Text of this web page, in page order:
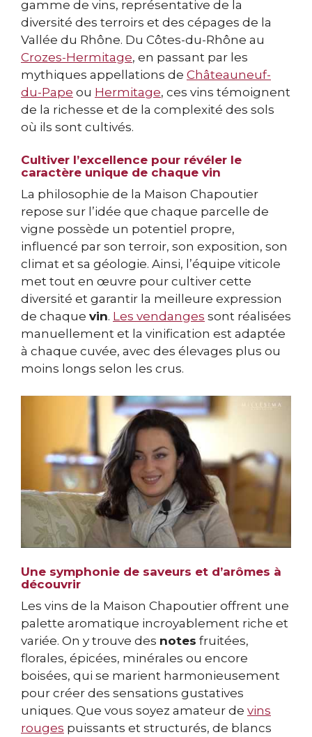
gamme de vins, représentative de la
diversité des terroirs et des cépages de la
Vallée du Rhône. Du Côtes-du-Rhône au
Crozes-Hermitage, en passant par les
mythiques appellations de Châteauneuf-
du-Pape ou Hermitage, ces vins témoignent
de la richesse et de la complexité des sols
où ils sont cultivés.
Cultiver l’excellence pour révéler le
caractère unique de chaque vin
La philosophie de la Maison Chapoutier
repose sur l’idée que chaque parcelle de
vigne possède un potentiel propre,
influencé par son terroir, son exposition, son
climat et sa géologie. Ainsi, l’équipe viticole
met tout en œuvre pour cultiver cette
diversité et garantir la meilleure expression
de chaque vin. Les vendanges sont réalisées
manuellement et la vinification est adaptée
à chaque cuvée, avec des élevages plus ou
moins longs selon les crus.
Une symphonie de saveurs et d’arômes à
découvrir
Les vins de la Maison Chapoutier offrent une
palette aromatique incroyablement riche et
variée. On y trouve des notes fruitées,
florales, épicées, minérales ou encore
boisées, qui se marient harmonieusement
pour créer des sensations gustatives
uniques. Que vous soyez amateur de vins
rouges puissants et structurés, de blancs